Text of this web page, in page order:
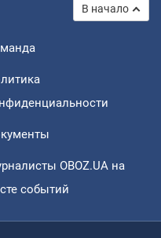
В начало
OBOZ.UA на
событий